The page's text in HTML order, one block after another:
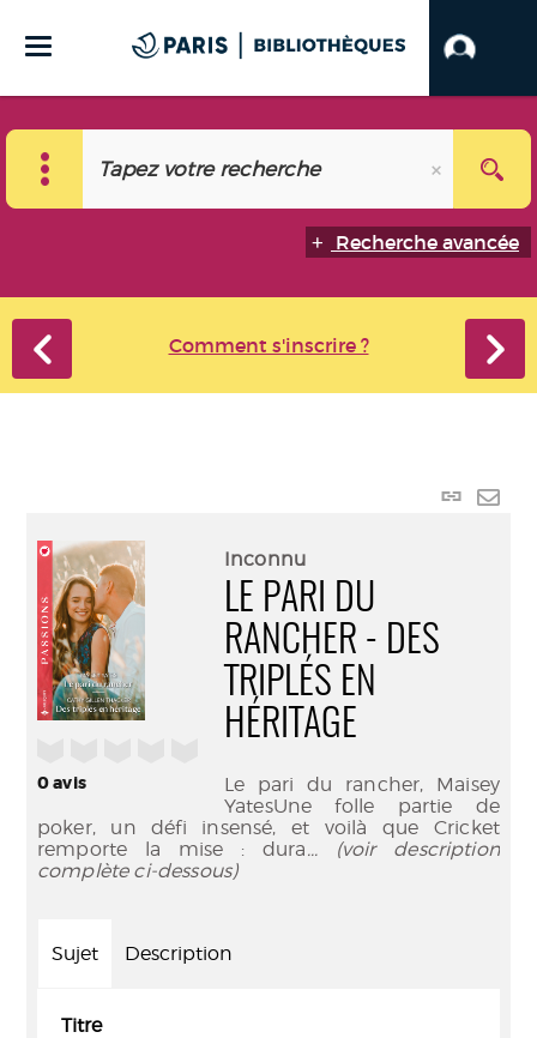
Recherche avancée
Comment s'inscrire ?
Lien
0avis
Inconnu
LE PARI DU
RANCHER - DES
TRIPLÉS EN
HÉRITAGE
Le pari du rancher, Maisey
YatesUne folle partie de
poker, un défi insensé, et voilà que Cricket
remporte la mise : dura... (voir description
complète ci-dessous)
Sujet Description
Titre